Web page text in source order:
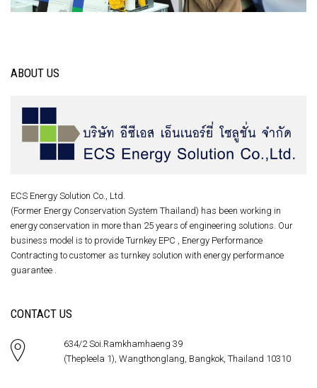
ABOUT US
ECS Energy Solution Co., Ltd.
(Former Energy Conservation System Thailand) has been working in
energy conservation in more than 25 years of engineering solutions. Our
business model is to provide Turnkey EPC , Energy Performance
Contracting to customer as turnkey solution with energy performance
guarantee .
CONTACT US
634/2 Soi.Ramkhamhaeng 39
(Thepleela 1), Wangthonglang, Bangkok, Thailand 10310